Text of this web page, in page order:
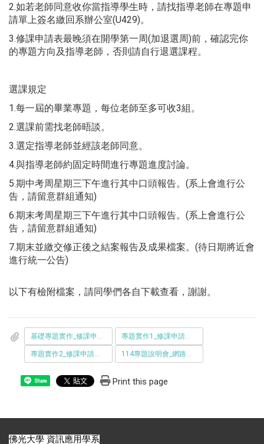
2.如若老師同意收你當指導學生時，請找指導老師在專題申
請單上簽名繳回系辦公室(U429)。
3.修課申請表最晚須在開學第一周(加退選周)前，確認完你
的專題方向及指導老師，否則請自行退選課程。
選課規定
1.每一屆的畢業專題，每位老師至多可收3組。
2.選課前需找老師晤談。
3.選定指導老師並經該老師同意。
4.與指導老師約固定時間進行專題進度討論。
5.期中考周星期三下午進行其中口頭報告。(系上會進行公
告，請留意群組通知)
6.期末考周星期三下午進行其中口頭報告。(系上會進行公
告，請留意群組通知)
7.期末並繳交修正後之結案報告及成果檔案。(待日期將近會
進行統一公告)
以下有檢附檔案，請同學們各自下載查看，謝謝。
基礎專題實作_修課申請單.docx 專題實作1_修課申請單.docx
專題實作2_修課申請單.docx 114專題說明會_網路公告版.pptx
Share Print this page
佛光大學 資訊應用學系